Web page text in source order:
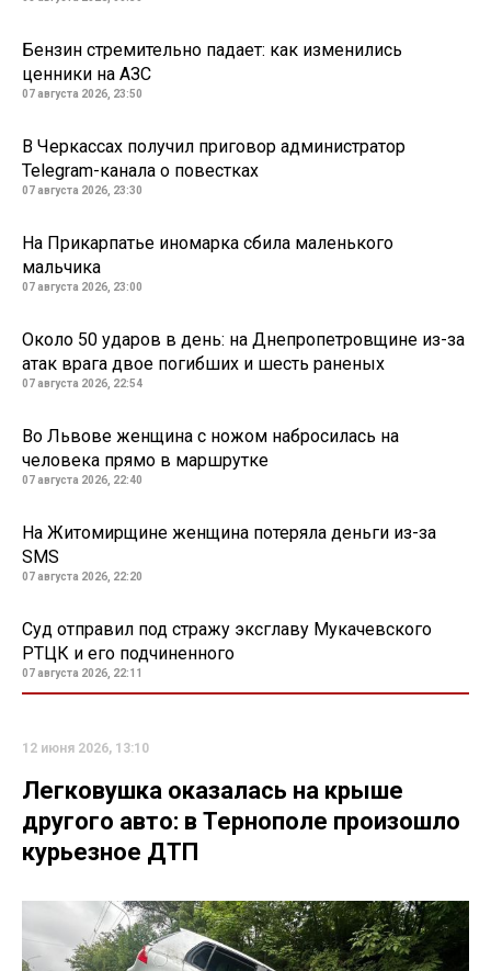
Бензин стремительно падает: как изменились
ценники на АЗС
07 августа 2026, 23:50
В Черкассах получил приговор администратор
Telegram-канала о повестках
07 августа 2026, 23:30
На Прикарпатье иномарка сбила маленького
мальчика
07 августа 2026, 23:00
Около 50 ударов в день: на Днепропетровщине из-за
атак врага двое погибших и шесть раненых
07 августа 2026, 22:54
Во Львове женщина с ножом набросилась на
человека прямо в маршрутке
07 августа 2026, 22:40
На Житомирщине женщина потеряла деньги из-за
SMS
07 августа 2026, 22:20
Суд отправил под стражу эксглаву Мукачевского
РТЦК и его подчиненного
07 августа 2026, 22:11
12 июня 2026, 13:10
Легковушка оказалась на крыше
другого авто: в Тернополе произошло
курьезное ДТП